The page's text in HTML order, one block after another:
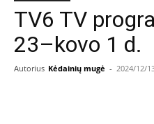
TV6 TV
23–kovo 1 d.
Autorius Kėdainių mugė - 2024/12/